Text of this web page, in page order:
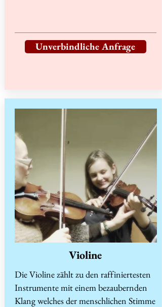
Unverbindliche Anfrage
Violine
Die Violine zählt zu den raffiniertesten
Instrumente mit einem bezaubernden
Klang welches der menschlichen Stimme